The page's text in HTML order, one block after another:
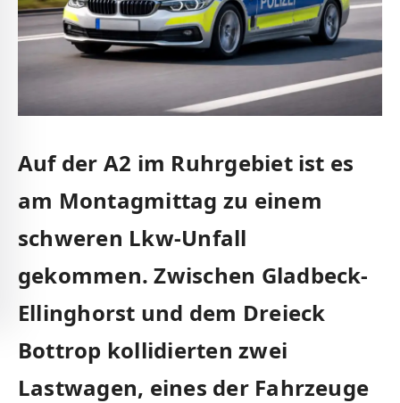
Auf der A2 im Ruhrgebiet ist es
am Montagmittag zu einem
schweren Lkw-Unfall
gekommen. Zwischen Gladbeck-
Ellinghorst und dem Dreieck
Bottrop kollidierten zwei
Lastwagen, eines der Fahrzeuge